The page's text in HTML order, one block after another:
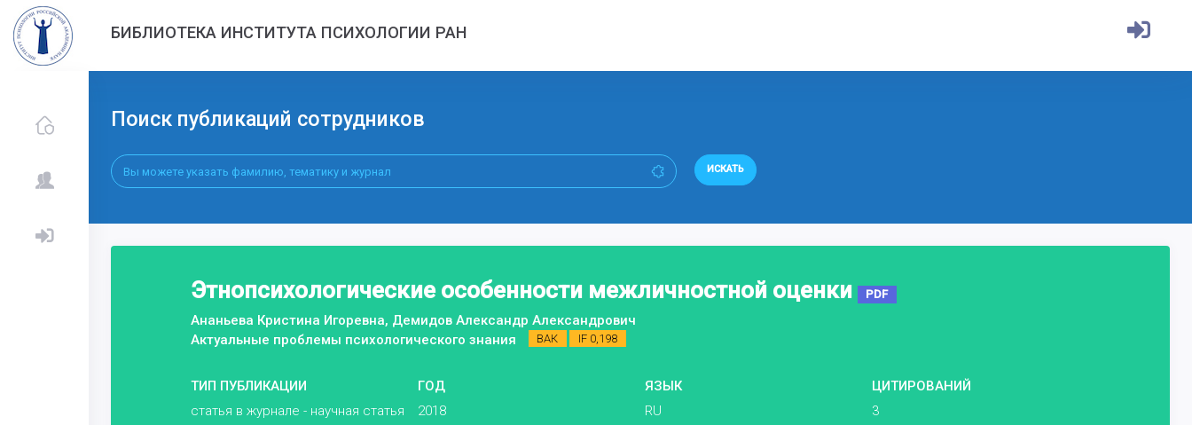
БИБЛИОТЕКА ИНСТИТУТА ПСИХОЛОГИИ РАН
Поиск публикаций сотрудников
ИСКАТЬ
Этнопсихологические особенности межличностной оценки PDF
Ананьева Кристина Игоревна, Демидов Александр Александрович
Актуальные проблемы психологического знания
ВАК IF 0,198
ТИП ПУБЛИКАЦИИ
статья в журнале - научная статья
ГОД
2018
ЯЗЫК
RU
ЦИТИРОВАНИЙ
3